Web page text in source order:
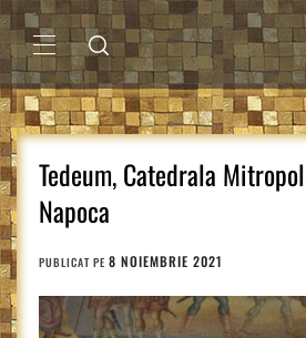
Sari
la
conținutMENIU
PRINCIPAL
Tedeum, Catedrala
Napoca
PUBLICAT PE 8 NOIEMBRIE 2021